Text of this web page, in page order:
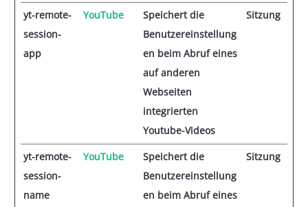
yt-remote-
session-
app
YouTube
Speichert die
Benutzereinstellung
en beim Abruf eines
auf anderen
Webseiten
integrierten
Youtube-Videos
Sitzung
yt-remote-
session-
name
YouTube
Speichert die
Benutzereinstellung
en beim Abruf eines
Sitzung